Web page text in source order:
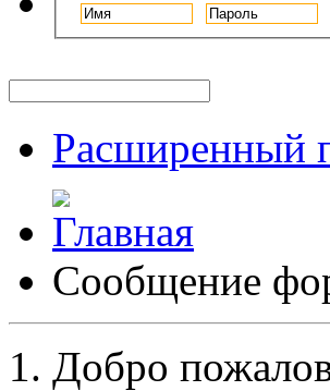
Расширенный
Сообщение
Добро